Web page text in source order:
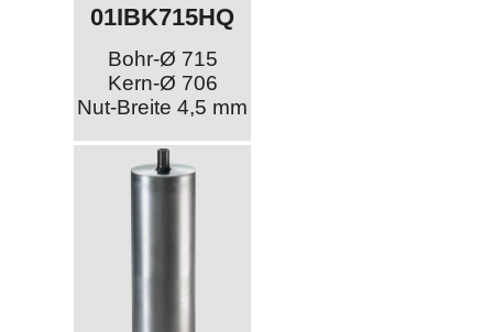
01IBK715HQ
Bohr-Ø 715
Kern-Ø 706
Nut-Breite 4,5 mm